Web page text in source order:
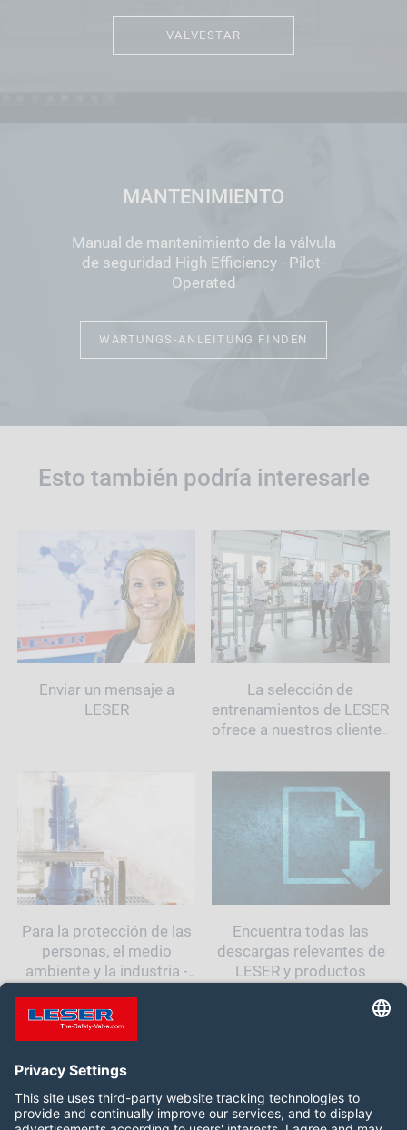
VALVESTAR
MANTENIMIENTO
Manual de mantenimiento de la válvula
de seguridad High Efficiency - Pilot-
Operated
WARTUNGS-ANLEITUNG FINDEN
Esto también podría interesarle
Enviar un mensaje a
LESER
La selección de
entrenamientos de LESER
ofrece a nuestros clientes
un conocimiento
profundo sobre el tema
de válvula de seguridad s.
Para la protección de las
personas, el medio
ambiente y la industria -
Encuentra todas las
descargas relevantes de
LESER y productos
Síganos: